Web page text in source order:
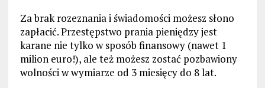
Za brak rozeznania i świadomości możesz słono
zapłacić. Przestępstwo prania pieniędzy jest
karane nie tylko w sposób finansowy (nawet 1
milion euro!), ale też możesz zostać pozbawiony
wolności w wymiarze od 3 miesięcy do 8 lat.